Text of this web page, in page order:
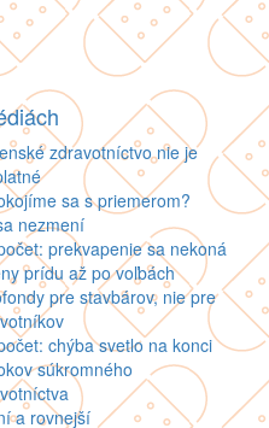
zdravotníctvo nie je
sa s priemerom?
nezmení
prekvapenie sa nekoná
prídu až po voľbách
pre stavbárov, nie pre
chýba svetlo na konci
súkromného
a rovnejší